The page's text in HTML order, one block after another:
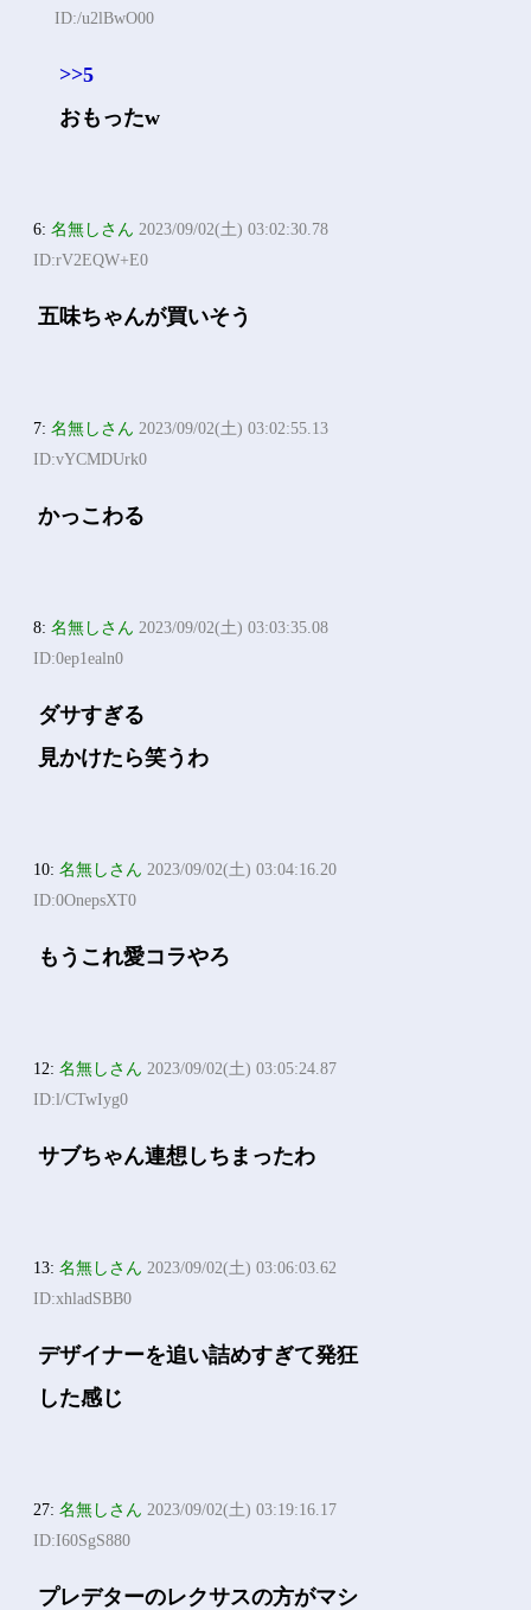
ID:/u2lBwO00
>>5
おもったw
6:名無しさん 2023/09/02(土) 03:02:30.78
ID:rV2EQW+E0
五味ちゃんが買いそう
7:名無しさん 2023/09/02(土) 03:02:55.13
ID:vYCMDUrk0
かっこわる
8:名無しさん 2023/09/02(土) 03:03:35.08
ID:0ep1ealn0
ダサすぎる
見かけたら笑うわ
10:名無しさん 2023/09/02(土) 03:04:16.20
ID:0OnepsXT0
もうこれ愛コラやろ
12:名無しさん 2023/09/02(土) 03:05:24.87
ID:l/CTwIyg0
サブちゃん連想しちまったわ
13:名無しさん 2023/09/02(土) 03:06:03.62
ID:xhladSBB0
デザイナーを追い詰めすぎて発狂
した感じ
27:名無しさん 2023/09/02(土) 03:19:16.17
ID:I60SgS880
プレデターのレクサスの方がマシ